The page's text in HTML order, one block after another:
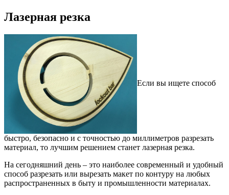
Лазерная резка
Если вы ищете способ
быстро, безопасно и с точностью до миллиметров разрезать
материал, то лучшим решением станет лазерная резка.
На сегодняшний день – это наиболее современный и удобный
способ разрезать или вырезать макет по контуру на любых
распространенных в быту и промышленности материалах.